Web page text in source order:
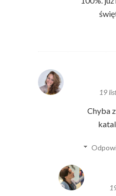
19
Chyba